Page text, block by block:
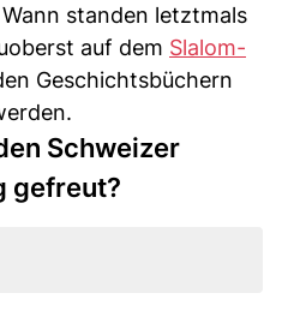
standen letztmals
auf dem Slalom-
Geschichtsbüchern
Schweizer
gefreut?